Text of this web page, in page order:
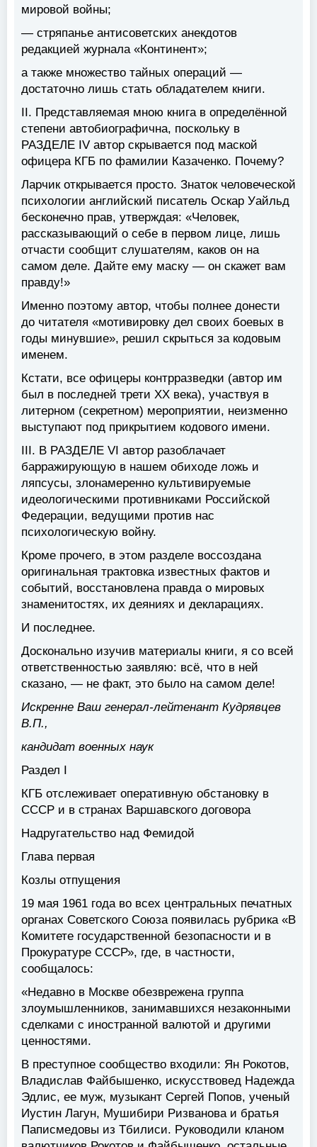
мировой войны;
— стряпанье антисоветских анекдотов
редакцией журнала «Континент»;
а также множество тайных операций —
достаточно лишь стать обладателем книги.
II. Представляемая мною книга в определённой
степени автобиографична, поскольку в
РАЗДЕЛЕ IV автор скрывается под маской
офицера КГБ по фамилии Казаченко. Почему?
Ларчик открывается просто. Знаток человеческой
психологии английский писатель Оскар Уайльд
бесконечно прав, утверждая: «Человек,
рассказывающий о себе в первом лице, лишь
отчасти сообщит слушателям, каков он на
самом деле. Дайте ему маску — он скажет вам
правду!»
Именно поэтому автор, чтобы полнее донести
до читателя «мотивировку дел своих боевых в
годы минувшие», решил скрыться за кодовым
именем.
Кстати, все офицеры контрразведки (автор им
был в последней трети XX века), участвуя в
литерном (секретном) мероприятии, неизменно
выступают под прикрытием кодового имени.
III. В РАЗДЕЛЕ VI автор разоблачает
барражирующую в нашем обиходе ложь и
ляпсусы, злонамеренно культивируемые
идеологическими противниками Российской
Федерации, ведущими против нас
психологическую войну.
Кроме прочего, в этом разделе воссоздана
оригинальная трактовка известных фактов и
событий, восстановлена правда о мировых
знаменитостях, их деяниях и декларациях.
И последнее.
Досконально изучив материалы книги, я со всей
ответственностью заявляю: всё, что в ней
сказано, — не факт, это было на самом деле!
Искренне Ваш генерал-лейтенант Кудрявцев
В.П.,
кандидат военных наук
Раздел I
КГБ отслеживает оперативную обстановку в
СССР и в странах Варшавского договора
Надругательство над Фемидой
Глава первая
Козлы отпущения
19 мая 1961 года во всех центральных печатных
органах Советского Союза появилась рубрика «В
Комитете государственной безопасности и в
Прокуратуре СССР», где, в частности,
сообщалось:
«Недавно в Москве обезврежена группа
злоумышленников, занимавшихся незаконными
сделками с иностранной валютой и другими
ценностями.
В преступное сообщество входили: Ян Рокотов,
Владислав Файбышенко, искусствовед Надежда
Эдлис, ее муж, музыкант Сергей Попов, ученый
Иустин Лагун, Мушибири Ризванова и братья
Паписмедовы из Тбилиси. Руководили кланом